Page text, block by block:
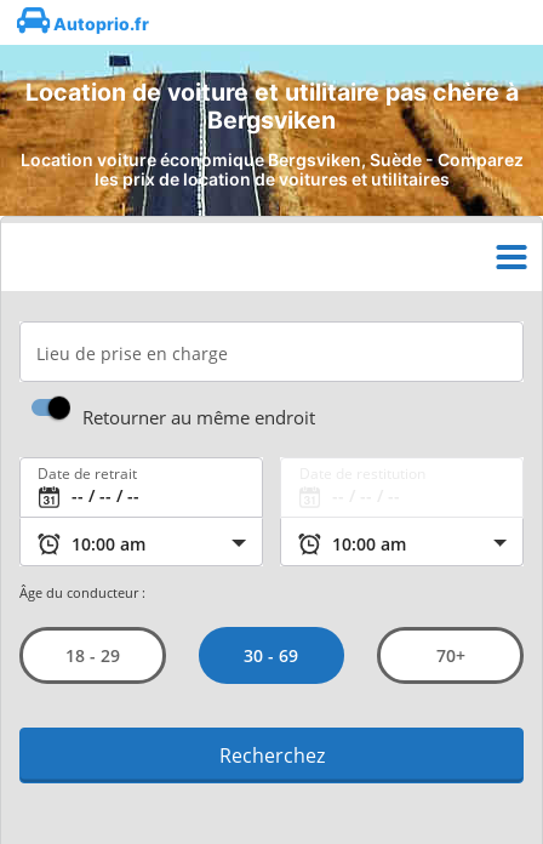
Autoprio.fr
Location de voiture et utilitaire pas chère à
Bergsviken
Location voiture économique Bergsviken, Suède - Comparez
les prix de location de voitures et utilitaires
Lieu de prise en charge
Retourner au même endroit
Date de retrait
Âge du conducteur :
18 - 29 30 - 69 70+
Recherchez